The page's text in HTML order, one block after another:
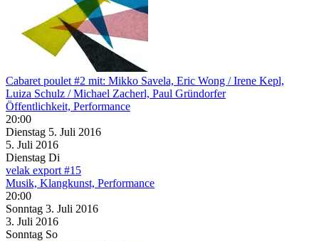
Cabaret poulet #2 mit: Mikko Savela, Eric Wong / Irene Kepl,
Luiza Schulz / Michael Zacherl, Paul Gründorfer
Öffentlichkeit, Performance
20:00
Dienstag 5. Juli 2016
5. Juli 2016
Dienstag Di
velak export #15
Musik, Klangkunst, Performance
20:00
Sonntag 3. Juli 2016
3. Juli 2016
Sonntag So